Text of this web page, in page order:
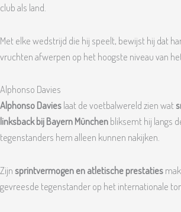
club als land.
Met elke wedstrijd die hij speelt, bewijst hij dat
vruchten afwerpen op het hoogste niveau van
Alphonso Davies
Alphonso Davieslaat de voetbalwereld zien wat
linksback bij Bayern Münchenbliksemt hij langs
tegenstanders hem alleen kunnen nakijken.
Zijnsprintvermogen en atletische prestaties
gevreesde tegenstander op het internationale